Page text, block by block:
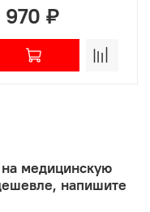
970 ₽
медицинскую
напишите